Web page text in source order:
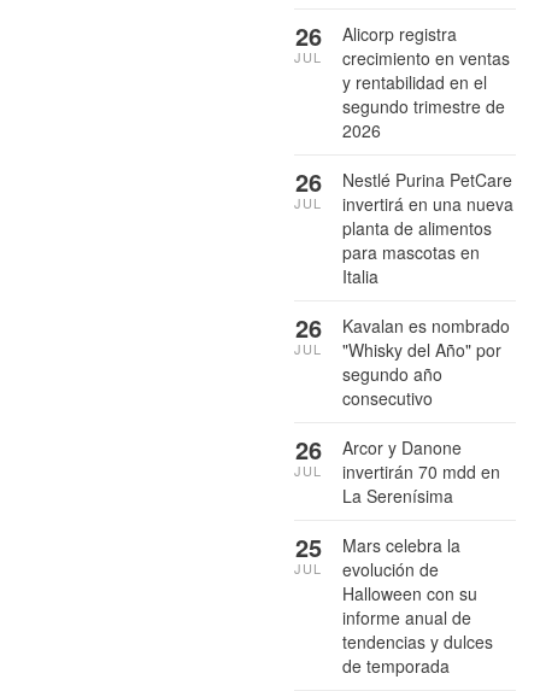
Alicorp registra
crecimiento en ventas
y rentabilidad en el
segundo trimestre de
2026
26
JUL
Nestlé Purina PetCare
invertirá en una nueva
planta de alimentos
para mascotas en
Italia
26
JUL
Kavalan es nombrado
"Whisky del Año" por
segundo año
consecutivo
26
JUL
Arcor y Danone
invertirán 70 mdd en
La Serenísima
26
JUL
Mars celebra la
evolución de
Halloween con su
informe anual de
tendencias y dulces
de temporada
25
JUL